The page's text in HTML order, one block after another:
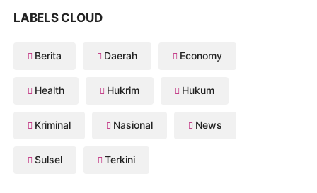
LABELS CLOUD
Berita Daerah Economy
Health Hukrim Hukum
Kriminal Nasional News
Sulsel Terkini